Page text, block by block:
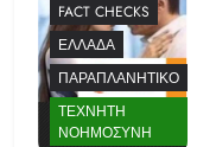
FACT CHECKS
ΕΛΛΆΔΑ
ΠΑΡΑΠΛΑΝΗΤΙΚΌ
ΤΕΧΝΗΤΉ
ΝΟΗΜΟΣΎΝΗ